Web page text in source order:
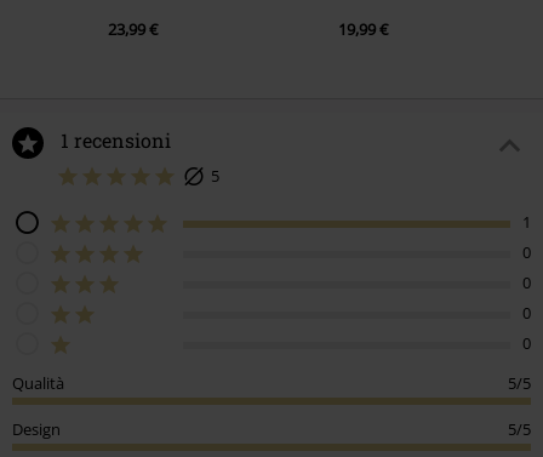
23,99 € 19,99 €
1 recensioni
5
1
0
0
0
0
Qualità
5/5
Design 5/5